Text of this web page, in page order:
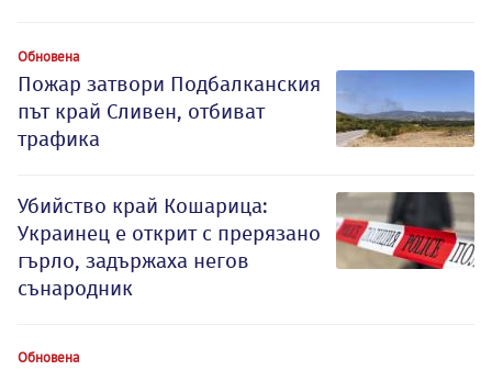
Обновена
Пожар затвори Подбалканския
път край Сливен, отбиват
трафика
Убийство край Кошарица:
Украинец е открит с прерязано
гърло, задържаха негов
сънародник
Обновена